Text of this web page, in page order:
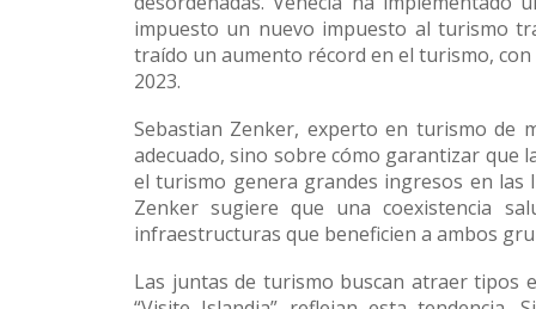
impuesto un nuevo impuesto al turismo
traído un aumento récord en el turismo,
2023.
Sebastian Zenker, experto en turismo de
adecuado, sino sobre cómo garantizar que
el turismo genera grandes ingresos en las
Zenker sugiere que una coexistencia
infraestructuras que beneficien a ambos
Las juntas de turismo buscan atraer tipos